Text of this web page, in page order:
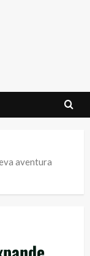
aventura